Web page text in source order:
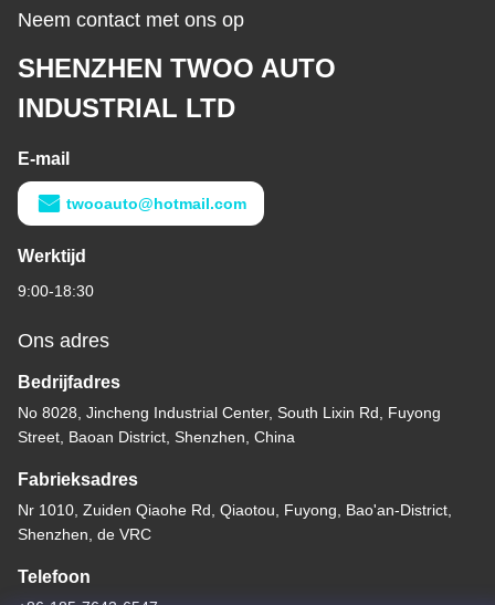
Neem contact met ons op
SHENZHEN TWOO AUTO
INDUSTRIAL LTD
E-mail
twooauto@hotmail.com
Werktijd
9:00-18:30
Ons adres
Bedrijfadres
No 8028, Jincheng Industrial Center, South Lixin Rd, Fuyong
Street, Baoan District, Shenzhen, China
Fabrieksadres
Nr 1010, Zuiden Qiaohe Rd, Qiaotou, Fuyong, Bao'an-District,
Shenzhen, de VRC
Telefoon